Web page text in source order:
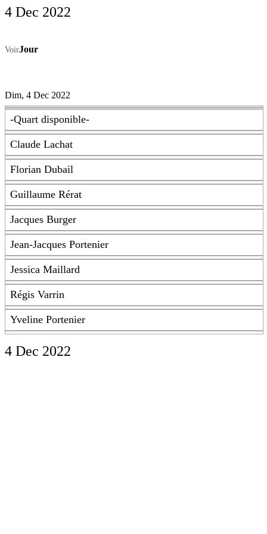
4 Dec 2022
VoirJour
Dim, 4 Dec 2022
-Quart disponible-
Claude Lachat
Florian Dubail
Guillaume Rérat
Jacques Burger
Jean-Jacques Portenier
Jessica Maillard
Régis Varrin
Yveline Portenier
4 Dec 2022